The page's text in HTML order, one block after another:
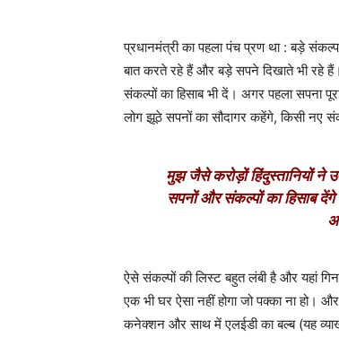
प्रधानमंत्री का पहला पंच प्रण था : बड़े
बात करते रहे हैं और बड़े सपने दिखाते भी
संकल्पों का हिसाब भी दें। अगर पहला सपना
लोग झूठे सपनों का सौदागर कहेंगे, किसी नए
मुझ जैसे करोड़ों हिंदुस्तानियों ने
सपनों और संकल्पों का हिसाब
ऐसे संकल्पों की लिस्ट बहुत लंबी है और यहां
एक भी घर ऐसा नहीं होगा जो पक्का ना
कनेक्शन और साथ में एलईडी का बल्ब (यह